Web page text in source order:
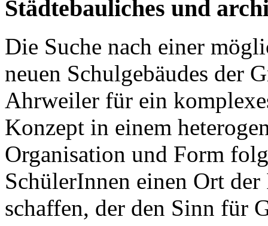
Städtebauliches und
Die Suche nach einer
neuen Schulgebäudes der
Ahrweiler für ein
Konzept in einem
Organisation und Form
SchülerInnen einen Ort
schaffen, der den Sinn für